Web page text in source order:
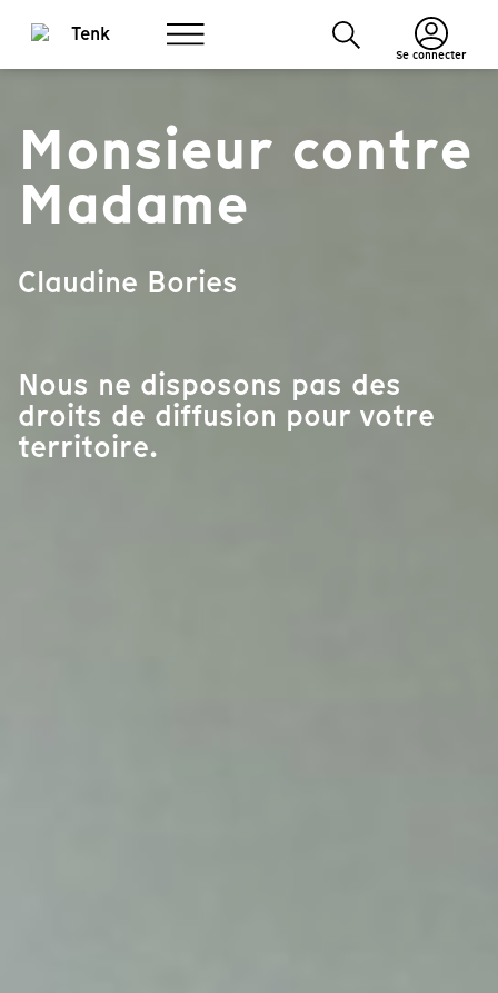
Se connecter
Monsieur contre
Madame
Claudine Bories
Nous ne disposons pas des
droits de diffusion pour votre
territoire.